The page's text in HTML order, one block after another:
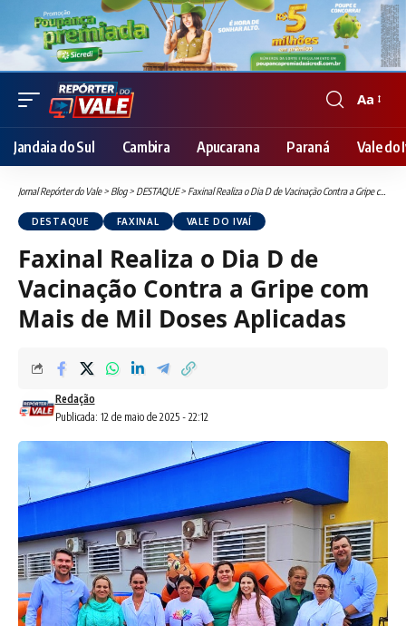
Font
Resizer
Aa
Jandaia do Sul Cambira Apucarana Paraná Vale do
Jornal Repórter do Vale> Blog> DESTAQUE> Faxinal Realiza o Dia D de Vacinação Contra a Gripe com Mais de Mil Doses Aplicadas
DESTAQUE FAXINAL VALE DO IVAÍ
Faxinal Realiza o Dia D de
Vacinação Contra a Gripe com
Mais de Mil Doses Aplicadas
Publicada: 12 de maio de 2025 - 22:12
Redação